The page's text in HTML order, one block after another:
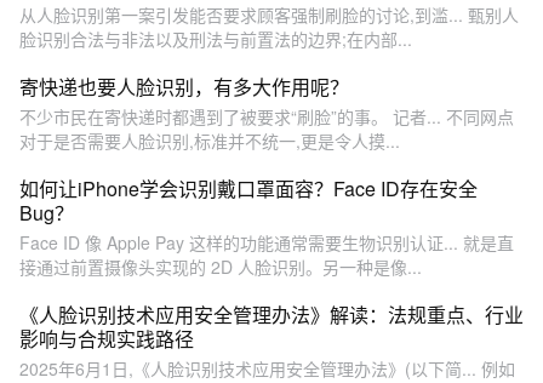
从人脸识别第一案引发能否要求顾客强制刷脸的讨论,到滥... 甄别人
脸识别合法与非法以及刑法与前置法的边界;在内部...
寄快递也要人脸识别，有多大作用呢？
不少市民在寄快递时都遇到了被要求“刷脸”的事。 记者... 不同网点
对于是否需要人脸识别,标准并不统一,更是令人摸...
如何让iPhone学会识别戴口罩面容？Face ID存在安全
Bug？
Face ID 像 Apple Pay 这样的功能通常需要生物识别认证... 就是直
接通过前置摄像头实现的 2D 人脸识别。另一种是像...
《人脸识别技术应用安全管理办法》解读：法规重点、行业
影响与合规实践路径
2025年6月1日,《人脸识别技术应用安全管理办法》(以下简... 例如